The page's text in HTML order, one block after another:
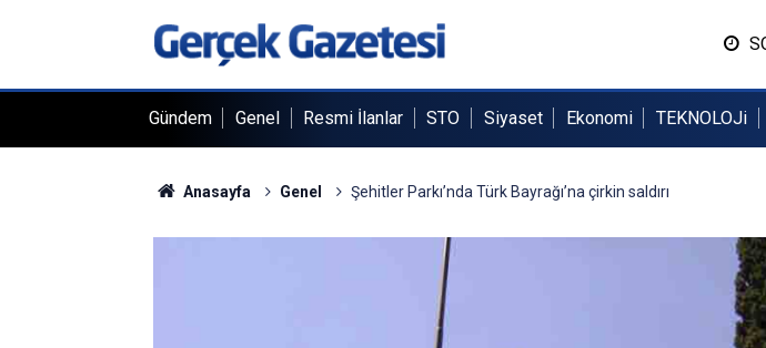
Gündem Genel Resmi İlanlar STO Siyaset Ekonomi TEKNOLOJi
Anasayfa Genel Şehitler Parkı’nda Türk Bayrağı’na çirkin saldırı